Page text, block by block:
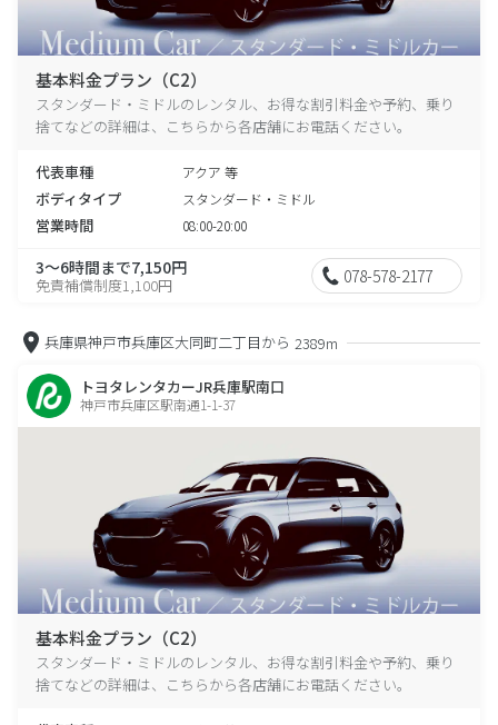
基本料金プラン（C2）
スタンダード・ミドルのレンタル、お得な割引料金や予約、乗り
捨てなどの詳細は、こちらから各店舗にお電話ください。
代表車種 アクア 等
ボディタイプ スタンダード・ミドル
営業時間 08:00-20:00
3～6時間まで7,150円
免責補償制度1,100円 078-578-2177
兵庫県神戸市兵庫区大同町二丁目から 2389m
トヨタレンタカーJR兵庫駅南口
神戸市兵庫区駅南通1-1-37
基本料金プラン（C2）
スタンダード・ミドルのレンタル、お得な割引料金や予約、乗り
捨てなどの詳細は、こちらから各店舗にお電話ください。